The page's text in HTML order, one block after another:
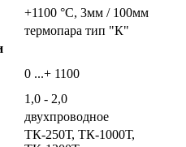
+1100 °C, 3мм / 100мм
термопара тип "К"
0 ...+ 1100
1,0 - 2,0
двухпроводное
ТК-250Т, ТК-1000Т,